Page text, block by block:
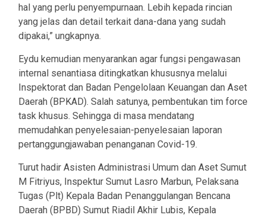
hal yang perlu penyempurnaan. Lebih kepada rincian
yang jelas dan detail terkait dana-dana yang sudah
dipakai,” ungkapnya.
Eydu kemudian menyarankan agar fungsi pengawasan
internal senantiasa ditingkatkan khususnya melalui
Inspektorat dan Badan Pengelolaan Keuangan dan Aset
Daerah (BPKAD). Salah satunya, pembentukan tim force
task khusus. Sehingga di masa mendatang
memudahkan penyelesaian-penyelesaian laporan
pertanggungjawaban penanganan Covid-19.
Turut hadir Asisten Administrasi Umum dan Aset Sumut
M Fitriyus, Inspektur Sumut Lasro Marbun, Pelaksana
Tugas (Plt) Kepala Badan Penanggulangan Bencana
Daerah (BPBD) Sumut Riadil Akhir Lubis, Kepala